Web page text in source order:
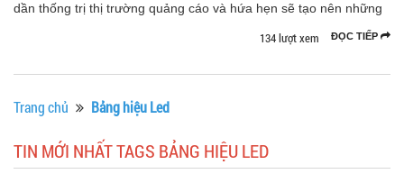
dần thống trị thị trường quảng cáo và hứa hẹn sẽ tạo nên những
ĐỌC TIẾP
134 lượt xem
Trang chủ Bảng hiệu Led
TIN MỚI NHẤT TAGS BẢNG HIỆU LED